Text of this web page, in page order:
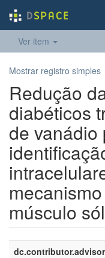
Ver item
Mostrar registro simples
Redução
diabéticos
de vanádio
músculo
dc.contributor.advisor